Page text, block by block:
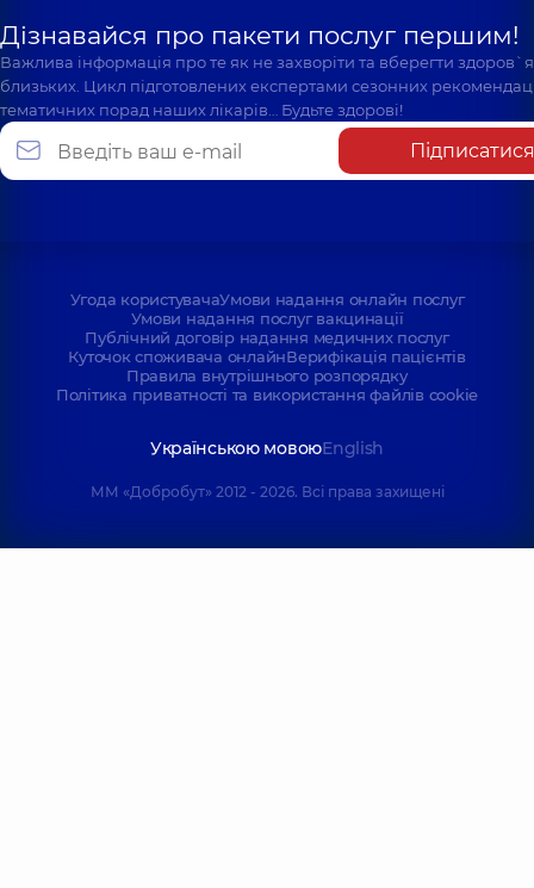
Дізнавайся про пакети послуг першим!
Важлива інформація про те як не захворіти та вберегти
близьких. Цикл підготовлених експертами сезонних
тематичних порад наших лікарів… Будьте здорові!
Підписатися
Угода користувачаУмови надання онлайн послуг
Умови надання послуг вакцинації
Публічний договір надання медичних послуг
Куточок споживача онлайнВерифікація пацієнтів
Правила внутрішнього розпорядку
Політика приватності та використання файлів cookie
Українською мовоюEnglish
ММ «Добробут» 2012 - 2026. Всі права захищені